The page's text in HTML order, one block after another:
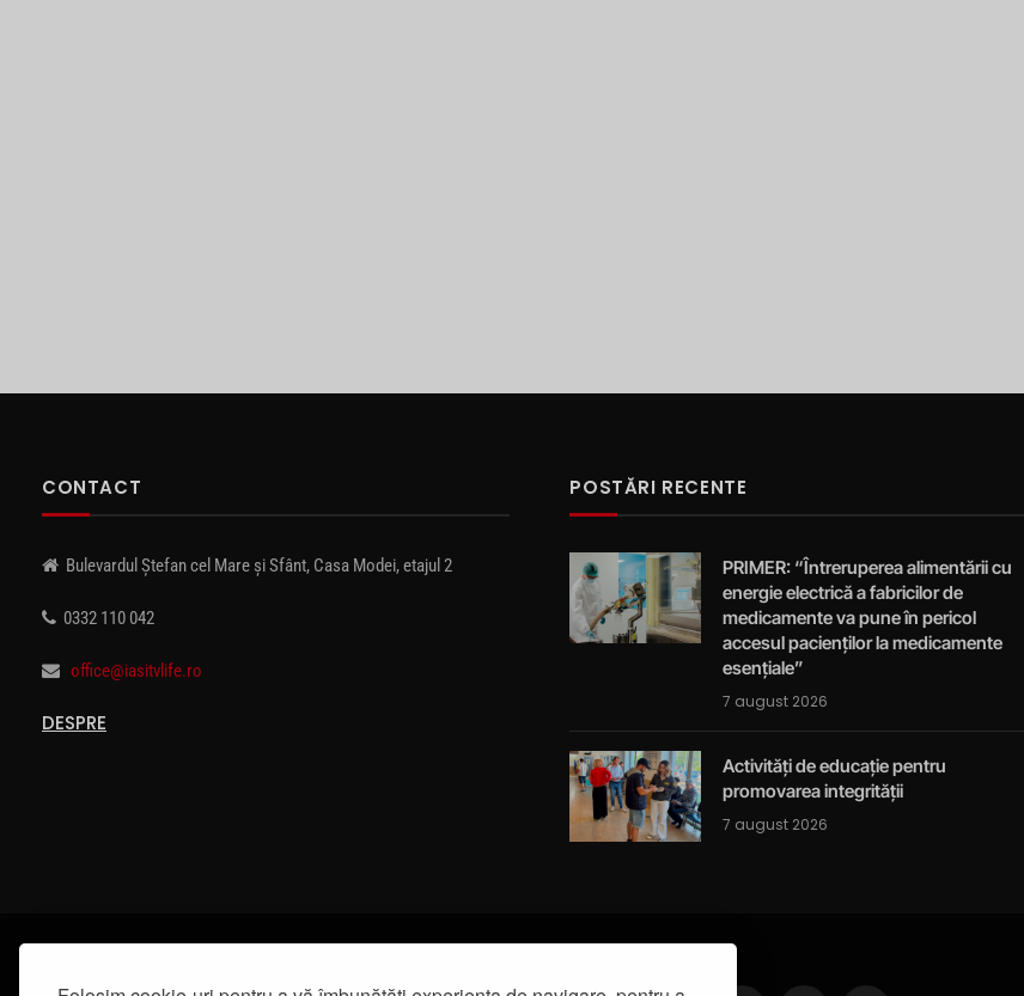
CONTACT
Bulevardul Ștefan cel Mare și Sfânt, Casa Modei, etajul 2
0332 110 042
office@iasitvlife.ro
DESPRE
POSTĂRI RECENTE
PRIMER: “Întreruperea alimentării cu
energie electrică a fabricilor de
medicamente va pune în pericol
accesul pacienților la medicamente
esențiale”
7 august 2026
Activități de educație pentru
promovarea integrității
7 august 2026